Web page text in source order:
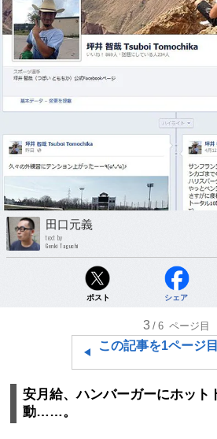
田口元義
text by
Genki Taguchi
ポスト シェア
3 /6 ページ目
この記事を1ページ
安月給、ハンバーガーにホット
動……。